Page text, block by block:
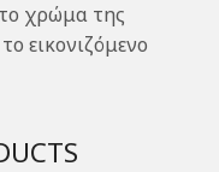
χρώμα της
εικονιζόμενο